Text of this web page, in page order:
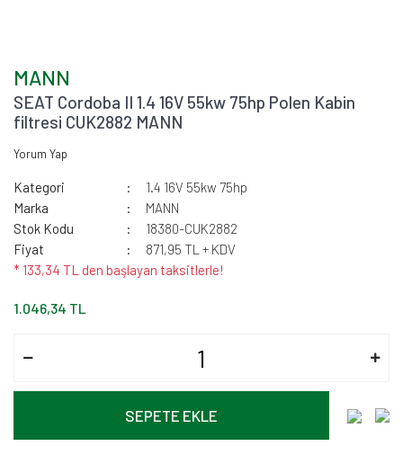
MANN
SEAT Cordoba II 1.4 16V 55kw 75hp Polen Kabin
filtresi CUK2882 MANN
Yorum Yap
Kategori
1.4 16V 55kw 75hp
Marka
MANN
Stok Kodu
18380-CUK2882
Fiyat
871,95 TL + KDV
* 133,34 TL den başlayan taksitlerle!
1.046,34 TL
SEPETE EKLE